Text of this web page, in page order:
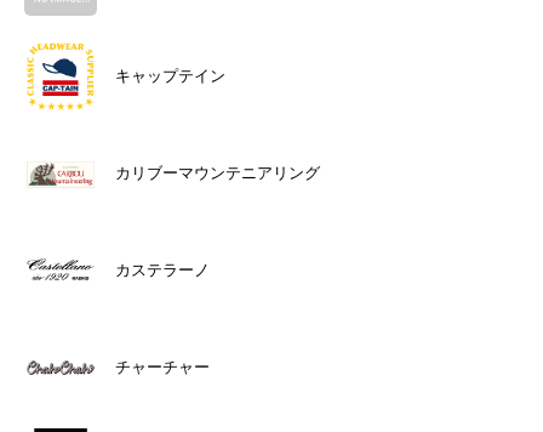
キャップテイン
カリブーマウンテニアリング
カステラーノ
チャーチャー